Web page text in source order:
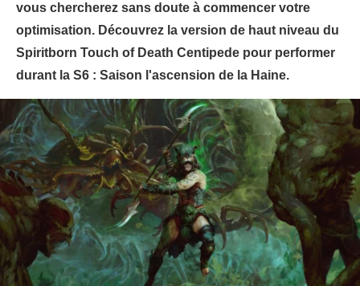
vous chercherez sans doute à commencer votre
optimisation. Découvrez la version de haut niveau du
Spiritborn Touch of Death Centipede pour performer
durant la S6 : Saison l'ascension de la Haine.